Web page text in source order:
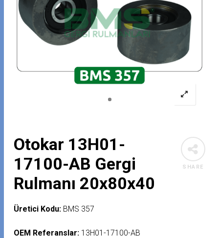
SHARE
Otokar 13H01-
17100-AB Gergi
Rulmanı 20x80x40
Üretici Kodu: BMS 357
OEM Referanslar: 13H01-17100-AB